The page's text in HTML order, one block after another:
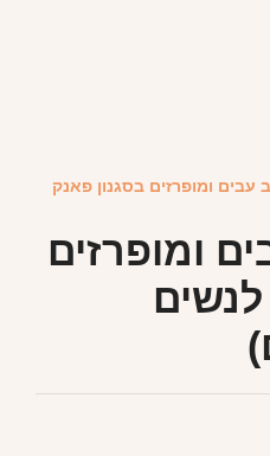
עבים ומופרזים בסגנון פאנק
ומופרזים